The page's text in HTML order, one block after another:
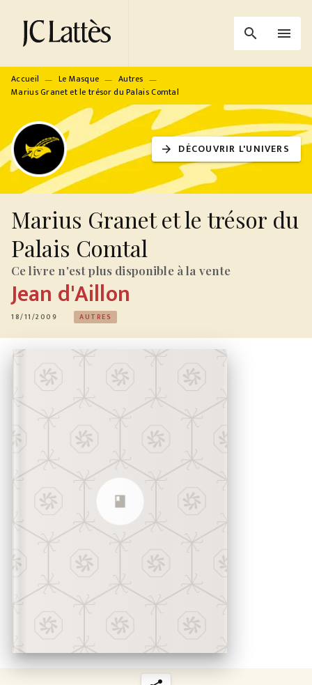
MENU RECHERCHE
PIED DE PAGE
search menu
Accueil — Le Masque — Autres —
Marius Granet et le trésor du Palais Comtal
arrow_forward DÉCOUVRIR L'UNIVERS
Marius Granet et le trésor du
Palais Comtal
Ce livre n'est plus disponible à la vente
Jean d'Aillon
18/11/2009 AUTRES